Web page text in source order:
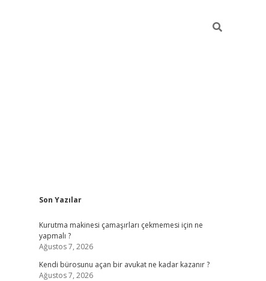
Sidebar
Son Yazılar
Kurutma makinesi çamaşırları çekmemesi için ne
yapmalı ?
Ağustos 7, 2026
Kendi bürosunu açan bir avukat ne kadar kazanır ?
Ağustos 7, 2026